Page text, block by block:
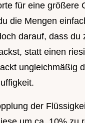
für eine größere
die Mengen
darauf, dass du
statt einen
ungleichmäßig
der